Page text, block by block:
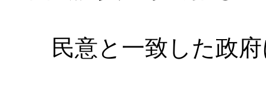
民意と一致した政